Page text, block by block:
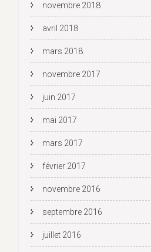
novembre 2018
avril 2018
mars 2018
novembre 2017
juin 2017
mai 2017
mars 2017
février 2017
novembre 2016
septembre 2016
juillet 2016